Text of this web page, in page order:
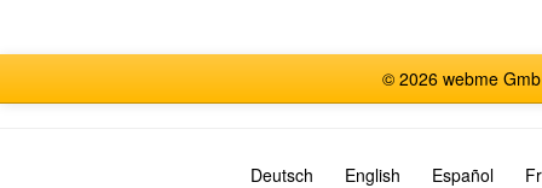
© 2026 webme
Deutsch English Español